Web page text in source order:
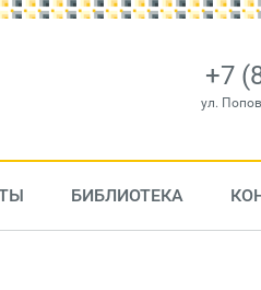
+7
ул.
БИБЛИОТЕКА